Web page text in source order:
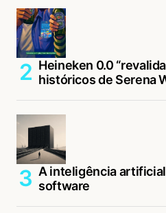
Heineken 0.0
históricos de Serena
A inteligência
software